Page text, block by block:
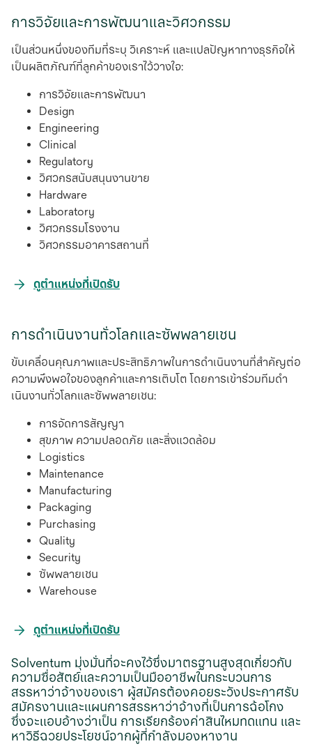
new
การวิจัยและการพัฒนาและวิศวกรรม
เป็นส่วนหนึ่งของทีมที่ระบุ วิเคราะห์ และแปลปัญหาทางธุรกิจให้
เป็นผลิตภัณฑ์ที่ลูกค้าของเราไว้วางใจ:
การวิจัยและการพัฒนา
Design
Engineering
Clinical
Regulatory
วิศวกรสนับสนุนงานขาย
Hardware
Laboratory
วิศวกรรมโรงงาน
วิศวกรรมอาคารสถานที่
ดูตำแหน่งที่เปิดรับopens
new
การดําเนินงานทั่วโลกและซัพพลายเชน
ขับเคลื่อนคุณภาพและประสิทธิภาพในการดําเนินงานที่สําคัญต่อ
ความพึงพอใจของลูกค้าและการเติบโต โดยการเข้าร่วมทีมดํา
เนินงานทั่วโลกและซัพพลายเชน:
การจัดการสัญญา
สุขภาพ ความปลอดภัย และสิ่งแวดล้อม
Logistics
Maintenance
Manufacturing
Packaging
Purchasing
Quality
Security
ซัพพลายเชน
Warehouse
ดูตำแหน่งที่เปิดรับopens
a
new
tab
Solventum มุ่งมั่นที่จะคงไว้ซึ่งมาตรฐานสูงสุดเกี่ยวกับ
ความซื่อสัตย์และความเป็นมืออาชีพในกระบวนการ
สรรหาว่าจ้างของเรา ผู้สมัครต้องคอยระวังประกาศรับ
สมัครงานและแผนการสรรหาว่าจ้างที่เป็นการฉ้อโกง
ซึ่งจะแอบอ้างว่าเป็น การเรียกร้องค่าสินไหมทดแทน และ
หาวิธีฉวยประโยชน์จากผู้ที่กำลังมองหางาน